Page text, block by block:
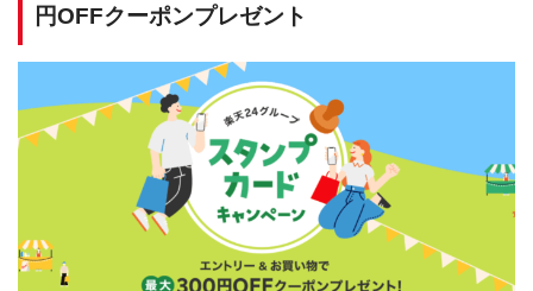
円OFFクーポンプレゼント